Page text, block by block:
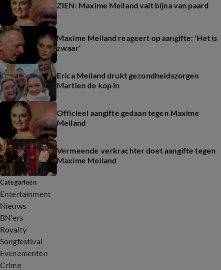
ZIEN: Maxime Meiland valt bijna van paard
Maxime Meiland reageert op aangifte: 'Het is
zwaar'
Erica Meiland drukt gezondheidszorgen
Martien de kop in
Officieel aangifte gedaan tegen Maxime
Meiland
Vermeende verkrachter doet aangifte tegen
Maxime Meiland
Categorieën
Entertainment
Nieuws
BN'ers
Royalty
Songfestival
Evenementen
Crime